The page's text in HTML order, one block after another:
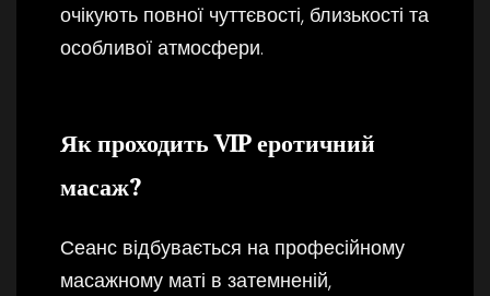
очікують повної чуттєвості, близькості та
особливої атмосфери.
Як проходить VIP еротичний
масаж?
Сеанс відбувається на професійному
масажному маті в затемненій,